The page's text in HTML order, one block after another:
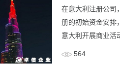
在意大利注册公司
册的初始资金安排
意大利开展商业活
564